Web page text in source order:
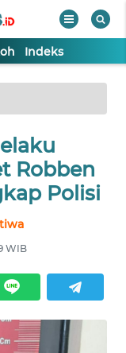
Indeks
Robben
Polisi
WIB